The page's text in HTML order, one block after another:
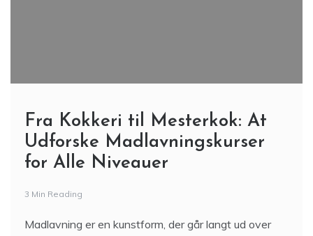
Fra Kokkeri til Mesterkok: At
Udforske Madlavningskurser
for Alle Niveauer
3 Min Reading
Madlavning er en kunstform, der går langt ud over